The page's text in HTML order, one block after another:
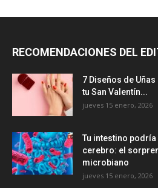
RECOMENDACIONES DEL
7 Diseños de
tu San Valentín...
jueves 15 enero, 2026
Tu intestino
cerebro: el
microbiano
jueves 15 enero, 2026